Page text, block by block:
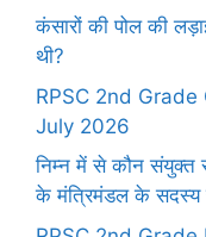
कंसारों की पोल की
थी?
RPSC 2nd Grade
July 2026
निम्न में से कौन संयुक्त
के मंत्रिमंडल के सदस्य